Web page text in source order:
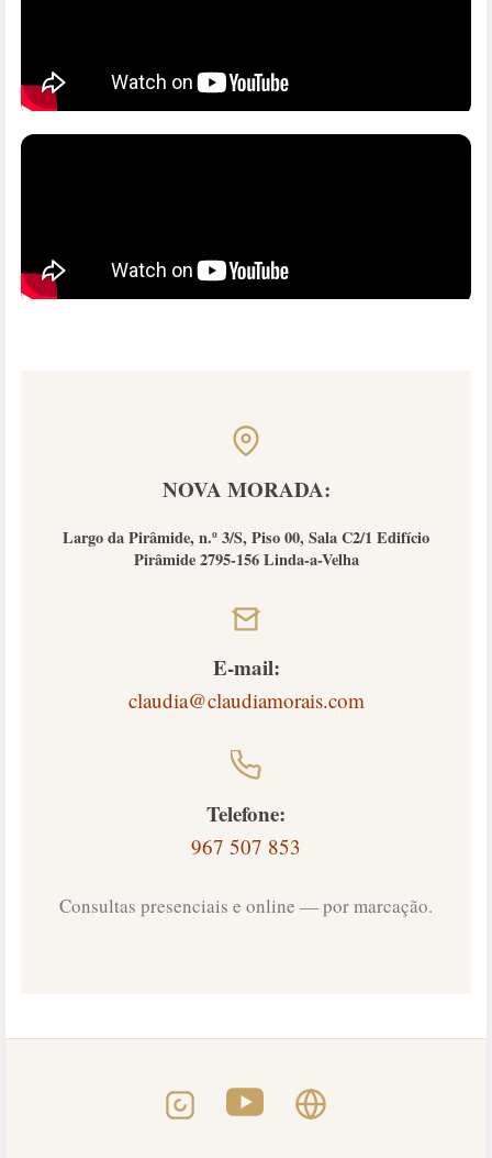
NOVA MORADA:
Largo da Pirâmide, n.º 3/S, Piso 00, Sala C2/1 Edifício
Pirâmide 2795-156 Linda-a-Velha
E-mail:
claudia@claudiamorais.com
Telefone:
967 507 853
Consultas presenciais e online — por marcação.